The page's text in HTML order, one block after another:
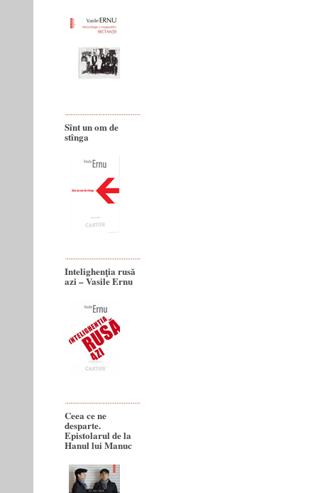
Sînt un om de
stînga
Intelighenţia rusă
azi – Vasile Ernu
Ceea ce ne
desparte.
Epistolarul de la
Hanul lui Manuc